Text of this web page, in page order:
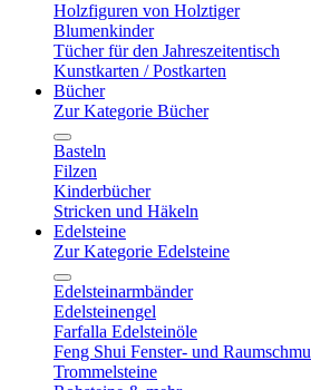
Holzfiguren von Holztiger
Blumenkinder
Tücher für den Jahreszeitentisch
Kunstkarten / Postkarten
Bücher
Zur Kategorie Bücher
Basteln
Filzen
Kinderbücher
Stricken und Häkeln
Edelsteine
Zur Kategorie Edelsteine
Edelsteinarmbänder
Edelsteinengel
Farfalla Edelsteinöle
Feng Shui Fenster- und Raumschmu
Trommelsteine